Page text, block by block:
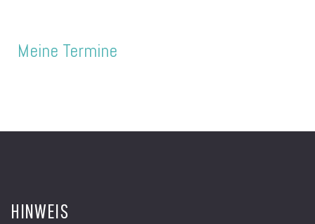
Meine Termine
HINWEIS